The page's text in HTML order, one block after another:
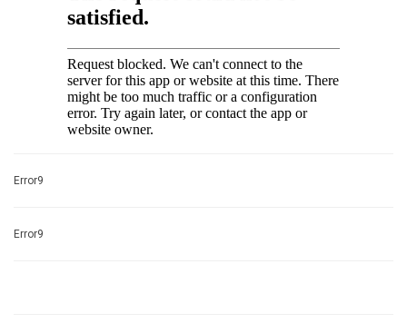
Error9
Error9